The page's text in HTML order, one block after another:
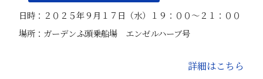
日時：２０２５年９月１７日（水）１９：００～２１：００
場所：ガーデンふ頭乗船場 エンゼルハーブ号
詳細はこちら